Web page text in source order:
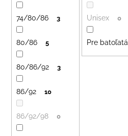
o
d
u
o
Unisex 0
Pre batoľatá
74/80/86 3
80/86 5
80/86/92 3
86/92 10
86/92/98 0
m
DETSKÝ
LETNÝ
KLOBÚČIK
UV
30